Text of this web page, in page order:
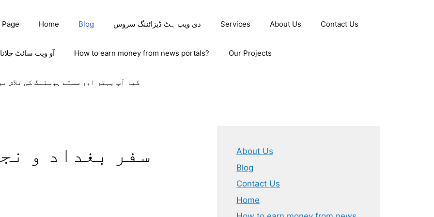
Home Blog دی ویب ہٹ ڈیزائننگ سروس Services About Us Contact Us
آو ویب سائٹ How to earn money from news portals? Our Projects
کیا آپ بہتر اور سستے ہوسٹنگ کی تلاش
سفر بغداد و
About Us
Blog
Contact Us
Home